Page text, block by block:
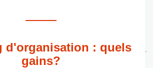
d'organisation : quels
gains?